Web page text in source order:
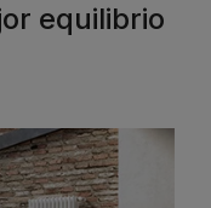
equilibrio